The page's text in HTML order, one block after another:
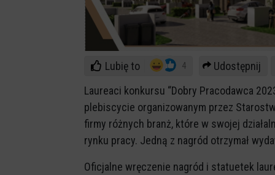
Lubię to 4
Udostępnij
Laureaci konkursu “Dobry Pracodawca
plebiscycie organizowanym przez
firmy różnych branż, które w swojej
rynku pracy. Jedną z nagród otrzymał
Oficjalne wręczenie nagród i statuetek